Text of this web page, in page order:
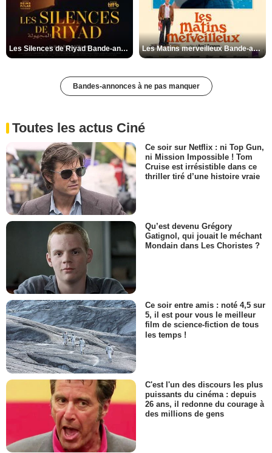
Les Silences de Riyad Bande-annonce VO STFR Les Matins merveilleux Bande-annonce VF
Bandes-annonces à ne pas manquer
Toutes les actus Ciné
Ce soir sur Netflix : ni Top Gun,
ni Mission Impossible ! Tom
Cruise est irrésistible dans ce
thriller tiré d’une histoire vraie
Qu’est devenu Grégory
Gatignol, qui jouait le méchant
Mondain dans Les Choristes ?
Ce soir entre amis : noté 4,5 sur
5, il est pour vous le meilleur
film de science-fiction de tous
les temps !
C'est l'un des discours les plus
puissants du cinéma : depuis
26 ans, il redonne du courage à
des millions de gens